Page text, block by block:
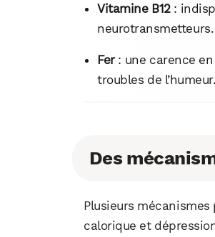
Vitamine B12:
Fer: une carence en
troubles de l’humeur.
Des
Plusieurs
calorique et